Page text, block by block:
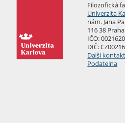
Filozofická
Univerzita
nám. Jana
116 38 Praha
IČO:
DIČ:
Další
Podatelna